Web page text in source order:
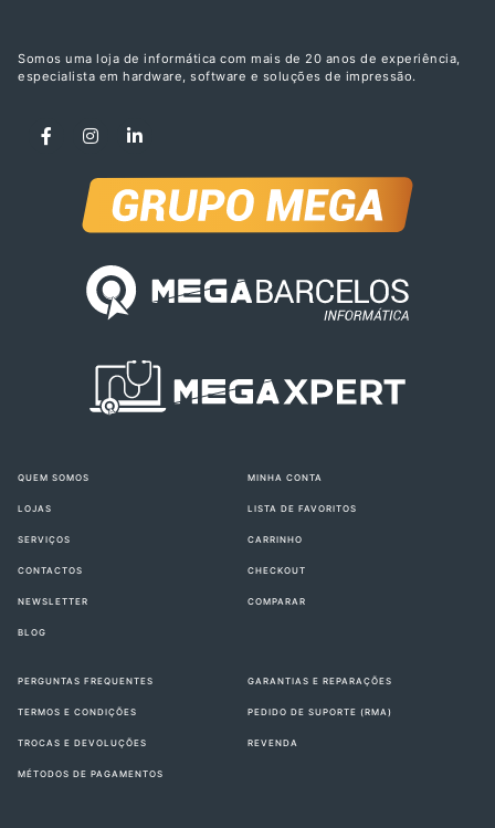
Somos uma loja de informática com mais de 20 anos de experiência,
especialista em hardware, software e soluções de impressão.
QUEM SOMOS
LOJAS
SERVIÇOS
CONTACTOS
NEWSLETTER
BLOG
MINHA CONTA
LISTA DE FAVORITOS
CARRINHO
CHECKOUT
COMPARAR
PERGUNTAS FREQUENTES
TERMOS E CONDIÇÕES
TROCAS E DEVOLUÇÕES
MÉTODOS DE PAGAMENTOS
GARANTIAS E REPARAÇÕES
PEDIDO DE SUPORTE (RMA)
REVENDA